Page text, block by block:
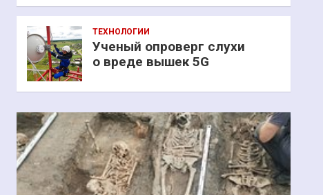
ТЕХНОЛОГИИ
Ученый опроверг слухи
о вреде вышек 5G